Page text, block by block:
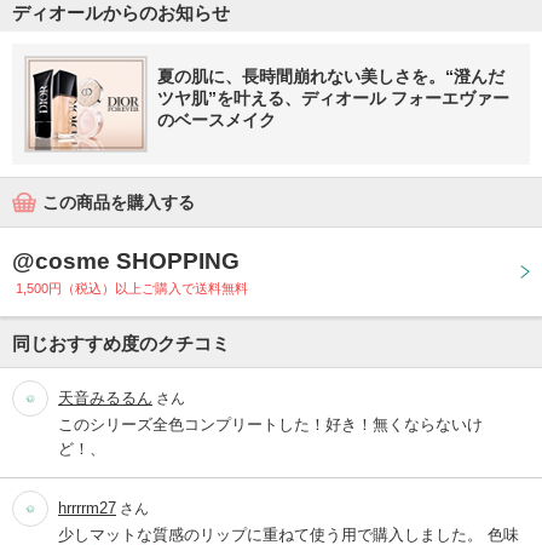
ディオールからのお知らせ
夏の肌に、長時間崩れない美しさを。“澄んだ
ツヤ肌”を叶える、ディオール フォーエヴァー
のベースメイク
この商品を購入する
@cosme SHOPPING
1,500円（税込）以上ご購入で送料無料
同じおすすめ度のクチコミ
天音みるるん さん
このシリーズ全色コンプリートした！好き！無くならないけ
ど！、
hrrrrm27 さん
少しマットな質感のリップに重ねて使う用で購入しました。 色味